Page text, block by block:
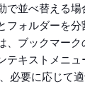
で並べ替える
フォルダーを
、ブックマー
テキストメニュ
必要に応じて